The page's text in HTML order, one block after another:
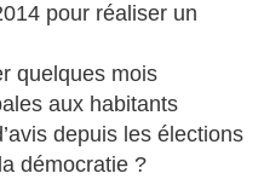
pour réaliser un
quelques mois
aux habitants
depuis les élections
démocratie ?